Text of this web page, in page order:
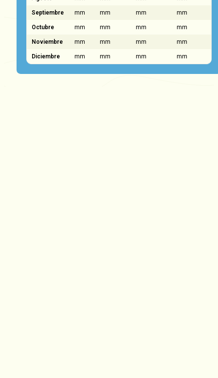
Septiembre mm mm mm mm
Octubre mm mm mm mm
Noviembre mm mm mm mm
Diciembre mm mm mm mm